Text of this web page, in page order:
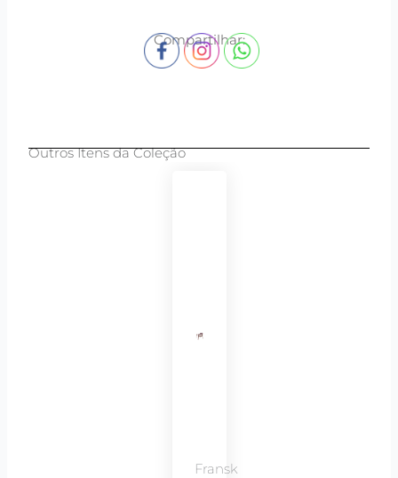
Compartilhar:
Outros Itens da Coleção
Fransk